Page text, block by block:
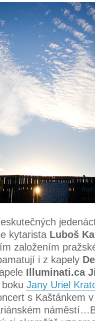
kytarista Luboš
založením
i z kapely
Illuminati.ca
Jany Uriel
s Kaštánkem